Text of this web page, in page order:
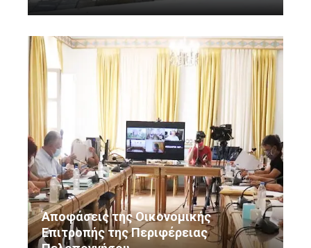
Αποφάσεις της Οικονομικής
Επιτροπής της Περιφέρειας